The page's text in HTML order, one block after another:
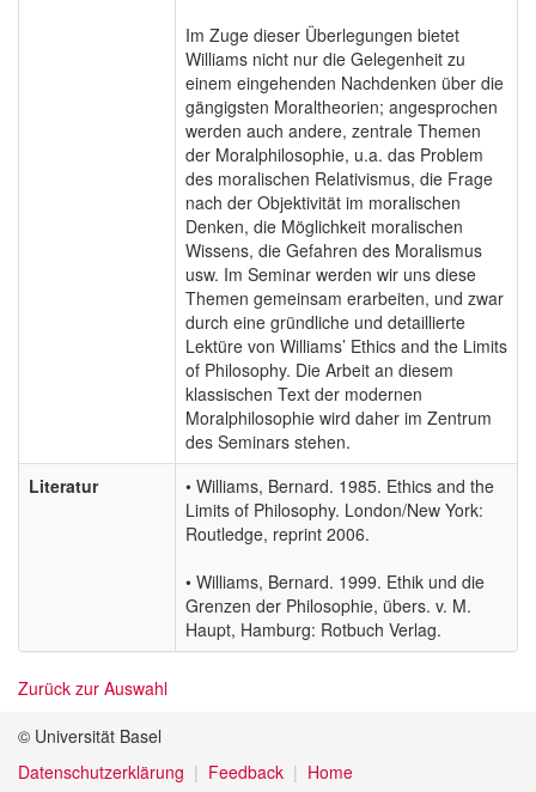
Im Zuge dieser Überlegungen bietet
Williams nicht nur die Gelegenheit zu
einem eingehenden Nachdenken über die
gängigsten Moraltheorien; angesprochen
werden auch andere, zentrale Themen
der Moralphilosophie, u.a. das Problem
des moralischen Relativismus, die Frage
nach der Objektivität im moralischen
Denken, die Möglichkeit moralischen
Wissens, die Gefahren des Moralismus
usw. Im Seminar werden wir uns diese
Themen gemeinsam erarbeiten, und zwar
durch eine gründliche und detaillierte
Lektüre von Williams’ Ethics and the Limits
of Philosophy. Die Arbeit an diesem
klassischen Text der modernen
Moralphilosophie wird daher im Zentrum
des Seminars stehen.
Literatur
• Williams, Bernard. 1985. Ethics and the
Limits of Philosophy. London/New York:
Routledge, reprint 2006.
• Williams, Bernard. 1999. Ethik und die
Grenzen der Philosophie, übers. v. M.
Haupt, Hamburg: Rotbuch Verlag.
Zurück zur Auswahl
© Universität Basel
Datenschutzerklärung
Feedback Home